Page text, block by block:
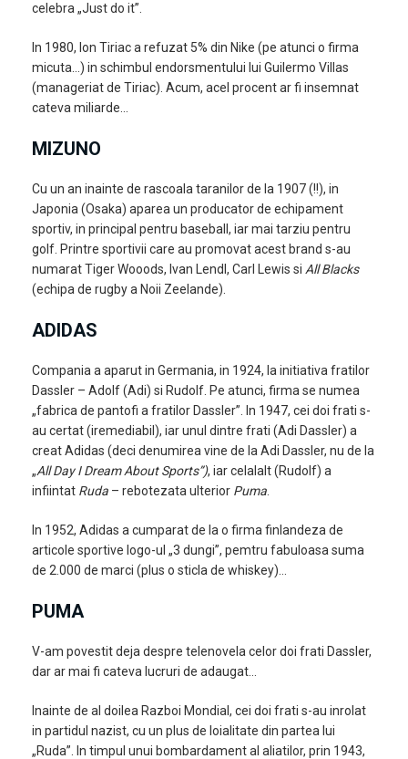
celebra „Just do it”.
In 1980, Ion Tiriac a refuzat 5% din Nike (pe atunci o firma
micuta…) in schimbul endorsmentului lui Guilermo Villas
(manageriat de Tiriac). Acum, acel procent ar fi insemnat
cateva miliarde…
MIZUNO
Cu un an inainte de rascoala taranilor de la 1907 (!!), in
Japonia (Osaka) aparea un producator de echipament
sportiv, in principal pentru baseball, iar mai tarziu pentru
golf. Printre sportivii care au promovat acest brand s-au
numarat Tiger Wooods, Ivan Lendl, Carl Lewis si All Blacks
(echipa de rugby a Noii Zeelande).
ADIDAS
Compania a aparut in Germania, in 1924, la initiativa fratilor
Dassler – Adolf (Adi) si Rudolf. Pe atunci, firma se numea
„fabrica de pantofi a fratilor Dassler”. In 1947, cei doi frati s-
au certat (iremediabil), iar unul dintre frati (Adi Dassler) a
creat Adidas (deci denumirea vine de la Adi Dassler, nu de la
„All Day I Dream About Sports”), iar celalalt (Rudolf) a
infiintat Ruda – rebotezata ulterior Puma
In 1952, Adidas a cumparat de la o firma finlandeza de
articole sportive logo-ul „3 dungi”, pemtru fabuloasa suma
de 2.000 de marci (plus o sticla de whiskey)…
PUMA
V-am povestit deja despre telenovela celor doi frati Dassler,
dar ar mai fi cateva lucruri de adaugat…
Inainte de al doilea Razboi Mondial, cei doi frati s-au inrolat
in partidul nazist, cu un plus de loialitate din partea lui
„Ruda”. In timpul unui bombardament al aliatilor, prin 1943,